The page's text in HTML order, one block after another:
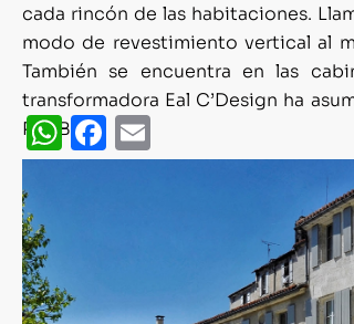
cada rincón de las habitaciones.
modo de revestimiento vertical al
También se encuentra en las
transformadora Eal C’Design ha
PH2B.WhatsApp
Facebook